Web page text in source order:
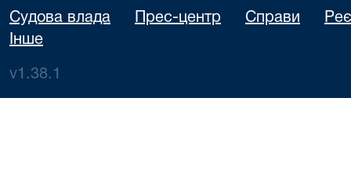
Судова влада Прес-центр Справи
Інше
v1.38.1